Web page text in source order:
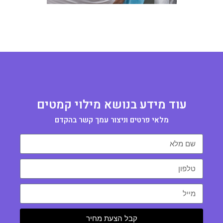
עוד מידע בנושא מילוי קמטים
מלאי פרטים וניצור עמך קשר בהקדם
קבל הצעת מחיר